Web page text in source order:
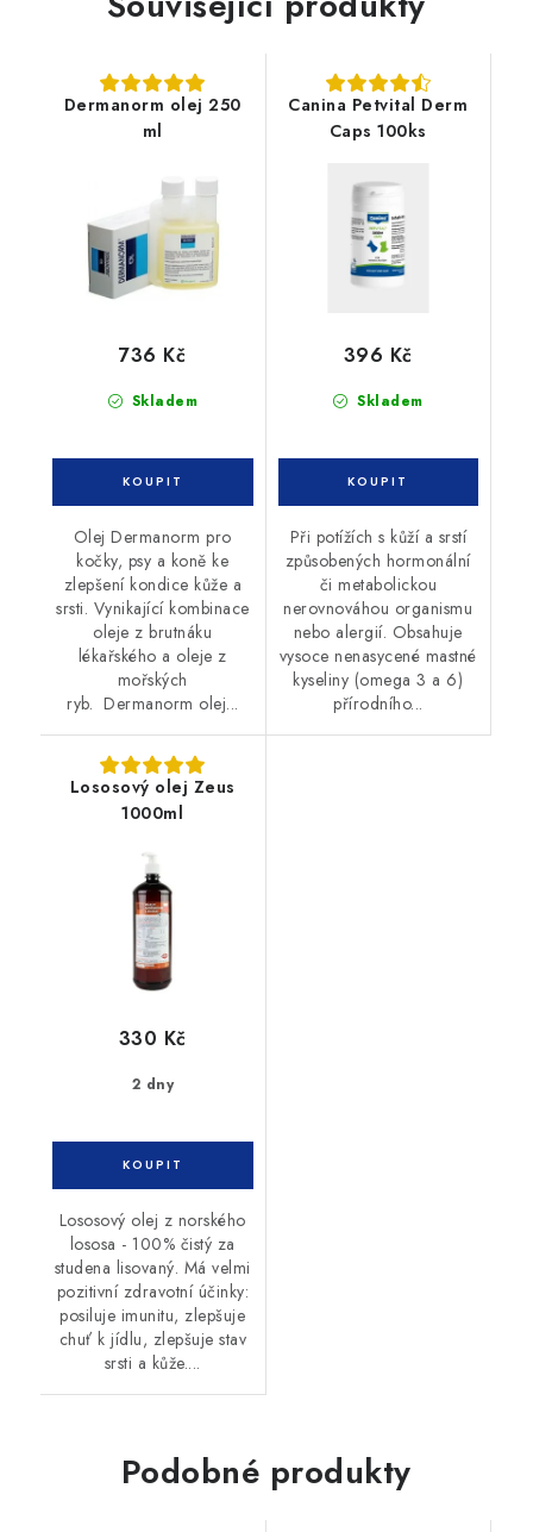
Dermanorm olej 250
ml
Skladem
736 Kč
Olej Dermanorm pro
kočky, psy a koně ke
zlepšení kondice kůže a
srsti. Vynikající kombinace
oleje z brutnáku
lékařského a oleje z
mořských
ryb. Dermanorm olej...
Canina Petvital Derm
Caps 100ks
Skladem
396 Kč
Při potížích s kůží a srstí
způsobených hormonální
či metabolickou
nerovnováhou organismu
nebo alergií. Obsahuje
vysoce nenasycené mastné
kyseliny (omega 3 a 6)
přírodního...
Lososový olej Zeus
1000ml
2 dny
330 Kč
Lososový olej z norského
lososa - 100% čistý za
studena lisovaný. Má velmi
pozitivní zdravotní účinky:
posiluje imunitu, zlepšuje
chuť k jídlu, zlepšuje stav
srsti a kůže....
Podobné produkty